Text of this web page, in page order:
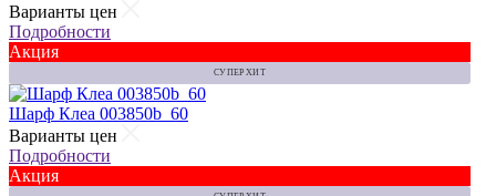
Варианты цен
Подробности
Акция
СУПЕР ХИТ
Шарф Клеа 003850b_60
Варианты цен
Подробности
Акция